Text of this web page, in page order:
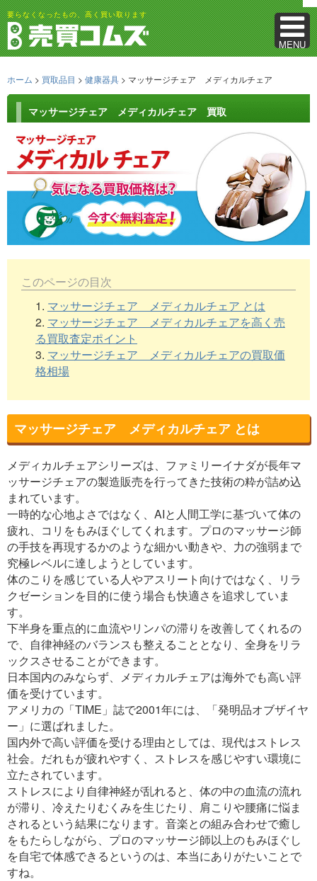
MENU
要らなくなったもの、高く買い取ります
ホーム > 買取品目 > 健康器具 > マッサージチェア メディカルチェア
マッサージチェア メディカルチェア 買取
このページの目次
1. マッサージチェア メディカルチェア とは
2. マッサージチェア メディカルチェアを高く売
る買取査定ポイント
3. マッサージチェア メディカルチェアの買取価
格相場
マッサージチェア メディカルチェア とは
メディカルチェアシリーズは、ファミリーイナダが長年マ
ッサージチェアの製造販売を行ってきた技術の粋が詰め込
まれています。
一時的な心地よさではなく、AIと人間工学に基づいて体の
疲れ、コリをもみほぐしてくれます。プロのマッサージ師
の手技を再現するかのような細かい動きや、力の強弱まで
究極レベルに達しようとしています。
体のこりを感じている人やアスリート向けではなく、リラ
クゼーションを目的に使う場合も快適さを追求していま
す。
下半身を重点的に血流やリンパの滞りを改善してくれるの
で、自律神経のバランスも整えることとなり、全身をリラ
ックスさせることができます。
日本国内のみならず、メディカルチェアは海外でも高い評
価を受けています。
アメリカの「TIME」誌で2001年には、「発明品オブザイヤ
ー」に選ばれました。
国内外で高い評価を受ける理由としては、現代はストレス
社会。だれもが疲れやすく、ストレスを感じやすい環境に
立たされています。
ストレスにより自律神経が乱れると、体の中の血流の流れ
が滞り、冷えたりむくみを生じたり、肩こりや腰痛に悩ま
されるという結果になります。音楽との組み合わせで癒し
をもたらしながら、プロのマッサージ師以上のもみほぐし
を自宅で体感できるというのは、本当にありがたいことで
すね。